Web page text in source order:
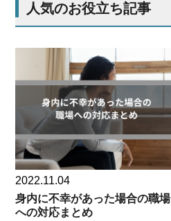
人気のお役立ち記事
2022.11.04
身内に不幸があった場合の職場
への対応まとめ